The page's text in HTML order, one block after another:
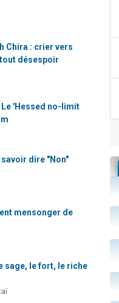
Chira : crier vers
tout désespoir
Le 'Hessed no-limit
savoir dire "Non"
mensonger de
sage, le fort, le riche